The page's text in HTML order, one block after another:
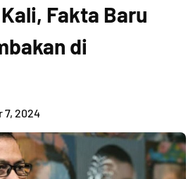
Fakta Baru
di
7, 2024